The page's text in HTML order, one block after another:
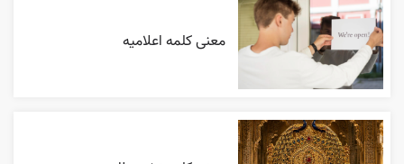
معنی کلمه اعلاميه